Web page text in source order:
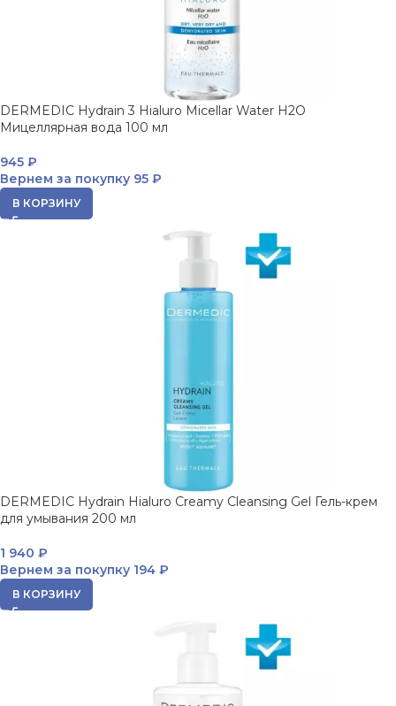
DERMEDIC Hydrain 3 Hialuro Micellar Water H2O
Мицеллярная вода 100 мл
945 ₽
Вернем за покупку 95 ₽
В КОРЗИНУ
DERMEDIC Hydrain Hialuro Creamy Cleansing Gel Гель-крем
для умывания 200 мл
1 940 ₽
Вернем за покупку 194 ₽
В КОРЗИНУ